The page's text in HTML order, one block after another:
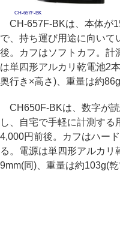
CH-657F-BK
CH-657F-BKは、本体が
で、持ち運び用途に向いて
後。カフはソフトカフ。計
は単四形アルカリ乾電池2
奥行き×高さ)、重量は約
CH650F-BKは、数字が
し、自宅で手軽に計測す
4,000円前後。カフはハー
る。電源は単四形アルカ
9mm(同)、重量は約103g(乾